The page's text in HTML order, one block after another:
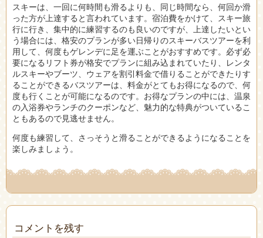
スキーは、一回に何時間も滑るよりも、同じ時間なら、何回か滑
った方が上達すると言われています。宿泊費をかけて、スキー旅
行に行き、集中的に練習するのも良いのですが、上達したいとい
う場合には、格安のプランが多い日帰りのスキーバスツアーを利
用して、何度もゲレンデに足を運ぶことがおすすめです。必ず必
要になるリフト券が格安でプランに組み込まれていたり、レンタ
ルスキーやブーツ、ウェアを割引料金で借りることができたりす
ることができるバスツアーは、料金がとてもお得になるので、何
度も行くことが可能になるのです。お得なプランの中には、温泉
の入浴券やランチのクーポンなど、魅力的な特典がついているこ
ともあるので見逃せません。
何度も練習して、さっそうと滑ることができるようになることを
楽しみましょう。
コメントを残す